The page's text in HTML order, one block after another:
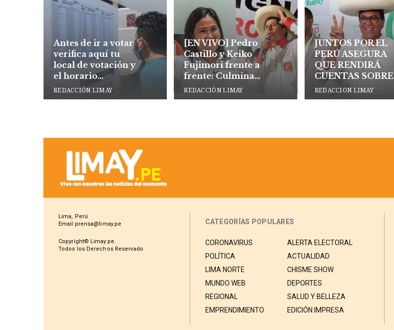
Antes de ir a votar
verifica aquí tu
local de votación y
el horario
escalonado
REDACCIÓN LIMAY
[EN VIVO] Pedro
Castillo y Keiko
Fujimori frente a
frente: Culmina
primer debate
presidencial en
REDACCIÓN LIMAY
JUNTOS POR EL
PERÚ ASEGURA
QUE RENDIRÁ
CUENTAS SOBRE
APORTES
RECIBIDOS VÍA
REDACCION LIMAY
Lima, Perú
Email:prensa@limay.pe
Copyright© Limay.pe.
Todos los Derechos Reservado
CATEGORÍAS POPULARES
CORONAVIRUS
ALERTA ELECTORAL
POLÍTICA
ACTUALIDAD
LIMA NORTE
CHISME SHOW
MUNDO WEB
DEPORTES
REGIONAL
SALUD Y BELLEZA
EMPRENDIMIENTO
EDICIÓN IMPRESA